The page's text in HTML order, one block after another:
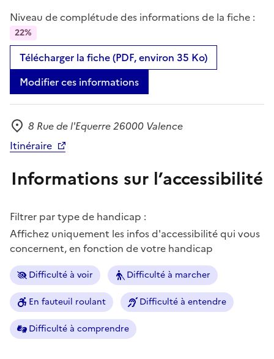
Niveau de complétude des informations de la fiche :
22%
Télécharger la fiche (PDF, environ 35 Ko)
Modifier ces informations
Adresse
8 Rue de l'Equerre 26000 Valence
Itinéraire
Informations sur l’accessibilité
Filtrer par type de handicap :
Affichez uniquement les infos d'accessibilité qui vous
concernent, en fonction de votre handicap
Difficulté à voir Difficulté à marcher
En fauteuil roulant Difficulté à entendre
Difficulté à comprendre